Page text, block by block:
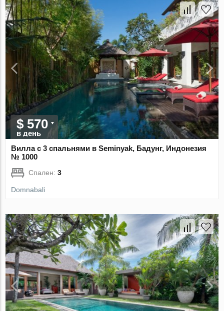
$ 570
в день
Вилла с 3 спальнями в Seminyak, Бадунг, Индонезия
№ 1000
Спален:3
Domnabali